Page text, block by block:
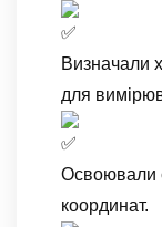
Визначали
для
Освоювали
координат.